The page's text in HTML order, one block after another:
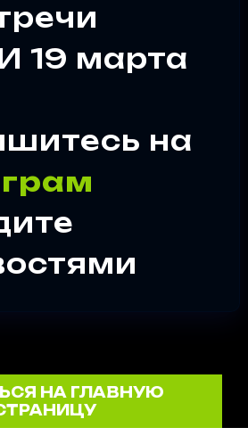
19 марта
на
НА ГЛАВНУЮ